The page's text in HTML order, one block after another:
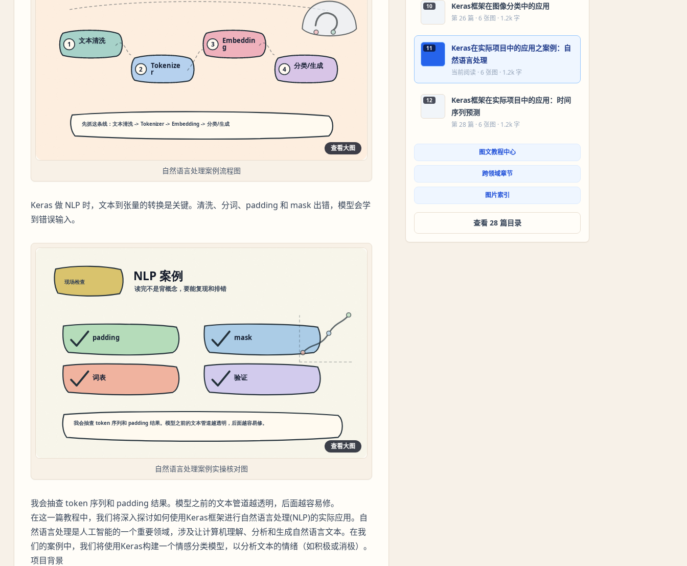
查看大图
自然语言处理案例流程图
Keras 做 NLP 时，文本到张量的转换是关键。清洗、分词、padding 和 mask 出错，模型会学
到错误输入。
查看大图
自然语言处理案例实操核对图
我会抽查 token 序列和 padding 结果。模型之前的文本管道越透明，后面越容易修。
在这一篇教程中，我们将深入探讨如何使用Keras框架进行自然语言处理(NLP)的实际应用。自
然语言处理是人工智能的一个重要领域，涉及让计算机理解、分析和生成自然语言文本。在我
们的案例中，我们将使用Keras构建一个情感分类模型，以分析文本的情绪（如积极或消极）。
项目背景
10 Keras框架在图像分类中的应用
第 26 篇 · 6 张图 · 1.2k 字
11
Keras在实际项目中的应用之案例：自
然语言处理
当前阅读 · 6 张图 · 1.2k 字
12
Keras框架在实际项目中的应用：时间
序列预测
第 28 篇 · 6 张图 · 1.2k 字
图文教程中心
跨领域章节
图片索引
查看 28 篇目录